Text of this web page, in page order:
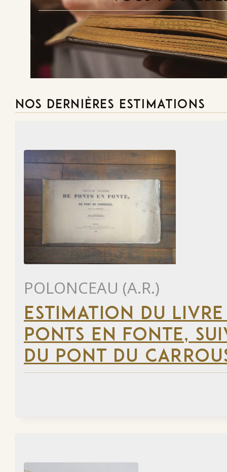
FAITES-LE
NOS DERNIÈRES ESTIMATIONS
POLONCEAU (A.R.)
ESTIMATION DU
PONTS EN FONTE,
DU PONT DU